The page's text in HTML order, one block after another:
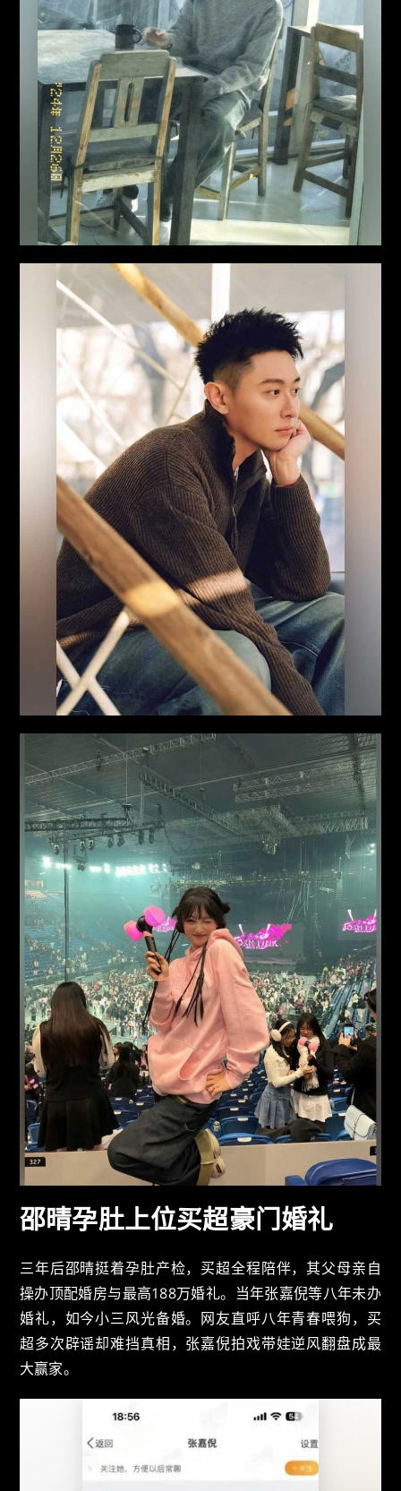
邵晴孕肚上位买超豪门婚礼
三年后邵晴挺着孕肚产检，买超全程陪伴，其父母亲自
操办顶配婚房与最高188万婚礼。当年张嘉倪等八年未办
婚礼，如今小三风光备婚。网友直呼八年青春喂狗，买
超多次辟谣却难挡真相，张嘉倪拍戏带娃逆风翻盘成最
大赢家。